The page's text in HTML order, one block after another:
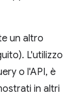
un altro
L'utilizzo
o l'API, è
in altri